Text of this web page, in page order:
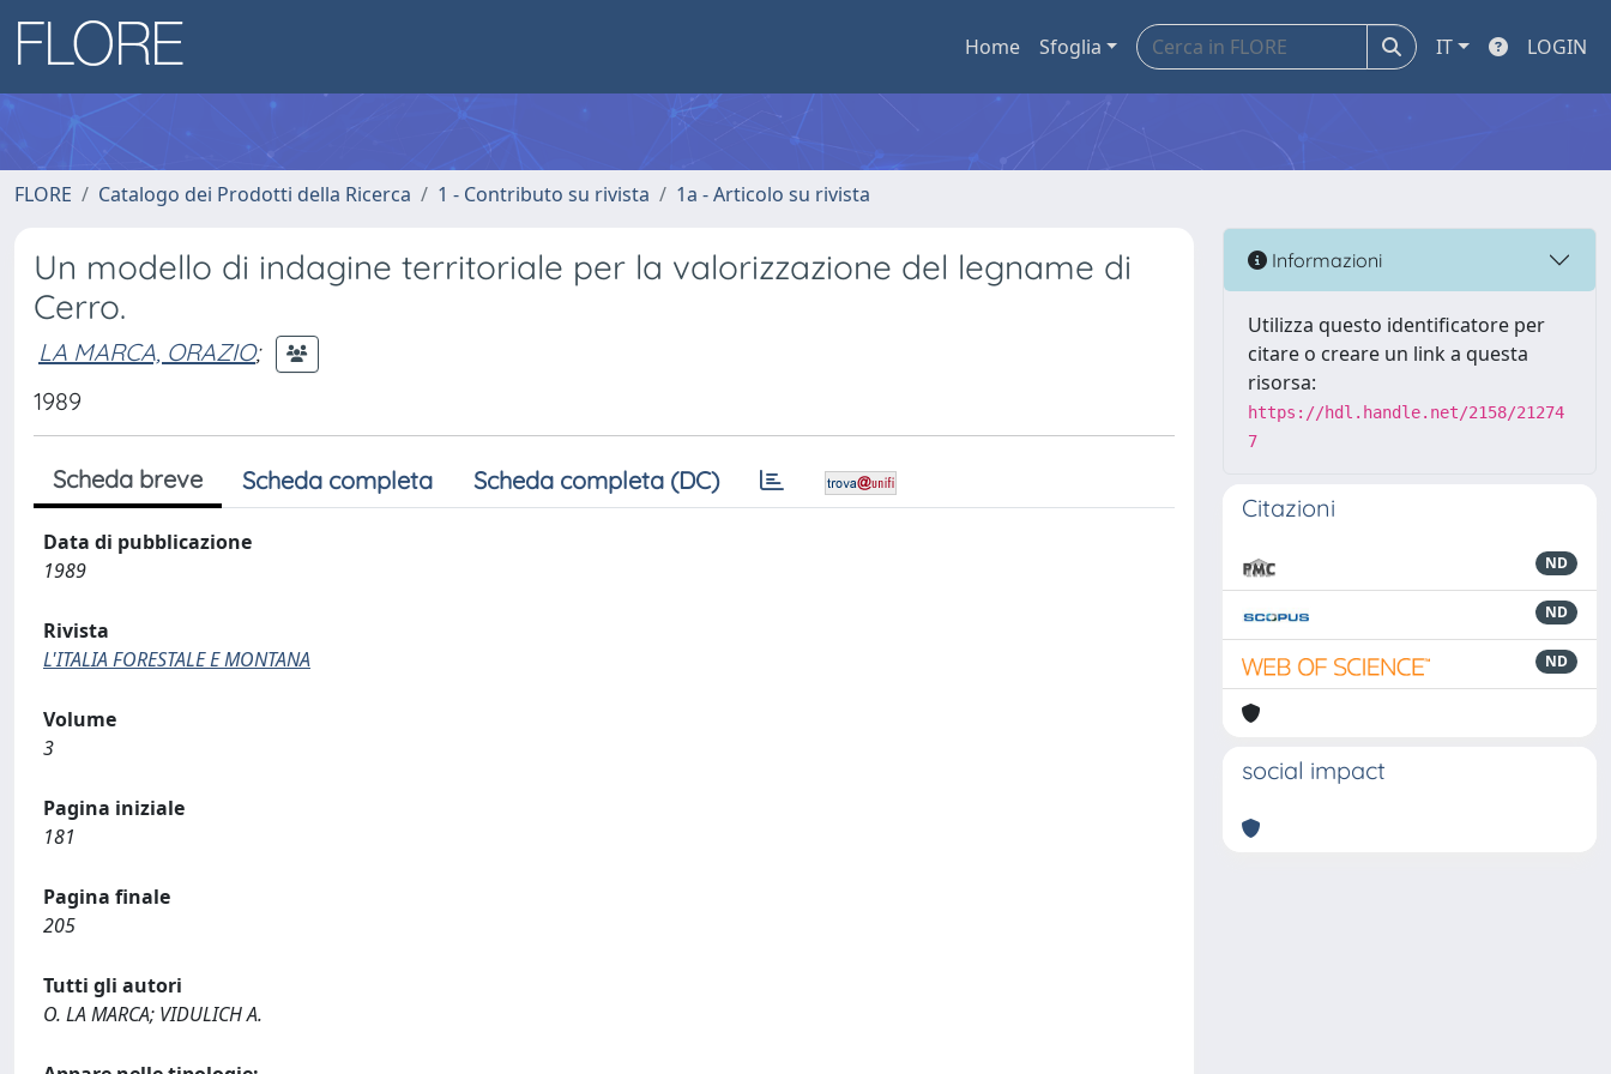
Home Sfoglia IT LOGIN
FLORE Catalogo dei Prodotti della Ricerca 1 - Contributo su rivista 1a - Articolo su rivista
Un modello di indagine territoriale per la valorizzazione del legname di
Cerro.
LA MARCA, ORAZIO;
1989
Scheda breve Scheda completa Scheda completa (DC)
Data di pubblicazione
1989
Rivista
L'ITALIA FORESTALE E MONTANA
Volume
3
Pagina iniziale
181
Pagina finale
205
Tutti gli autori
O. LA MARCA; VIDULICH A.
Informazioni
Utilizza questo identificatore per
citare o creare un link a questa
risorsa:
https://hdl.handle.net/2158/21274
7
Citazioni
ND
ND
ND
social impact